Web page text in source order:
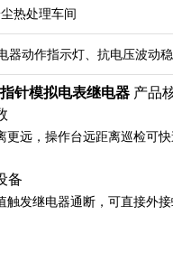
热处理车间
器动作指示灯、抗电压波动
针模拟电表继电器 产品
更远，操作台远距离巡检可
备
触发继电器通断，可直接外